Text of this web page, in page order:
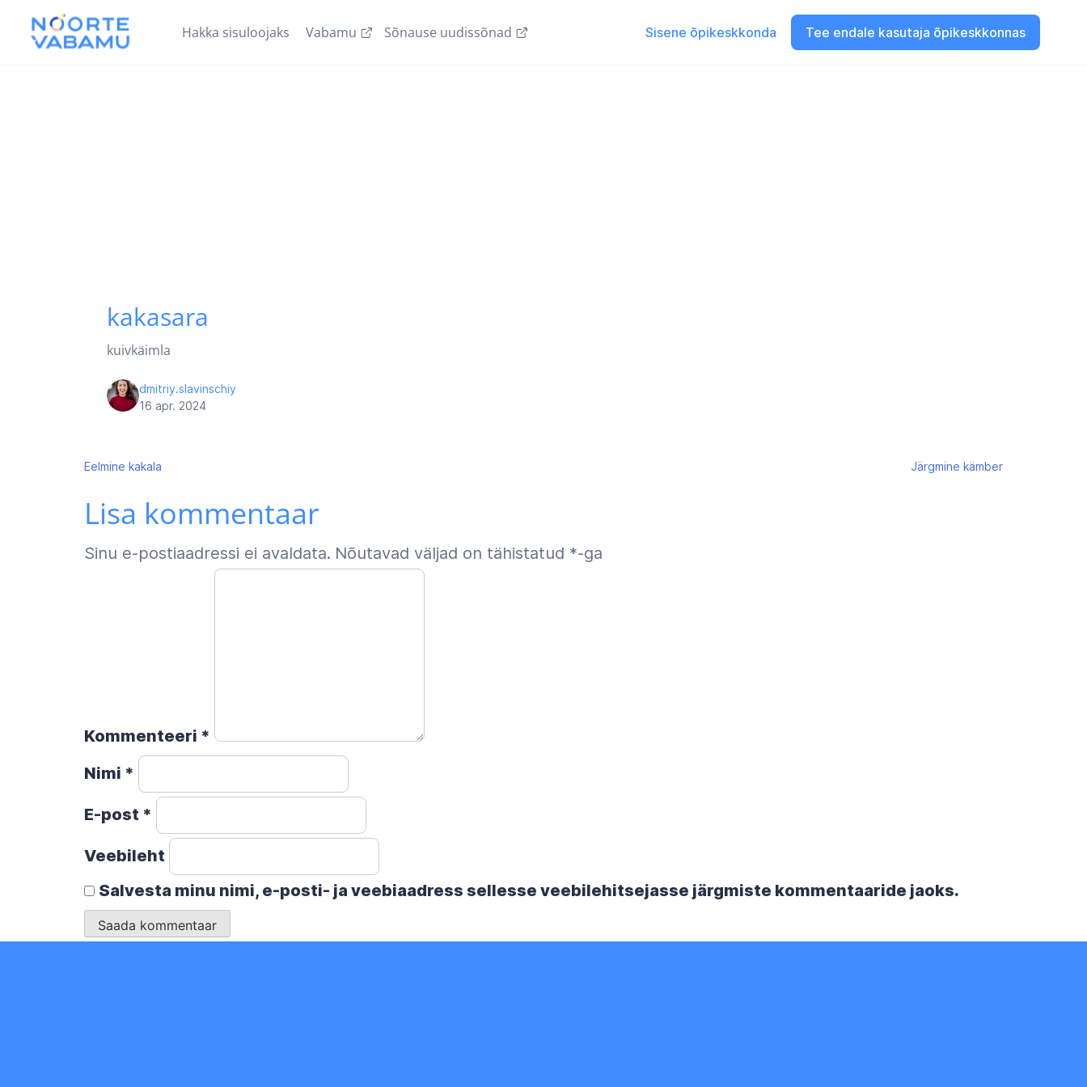
Hakka sisuloojaks Vabamu Sõnause uudissõnad Sisene õpikeskkonda Tee endale kasutaja õpikeskkonnas
kakasara
kuivkäimla
dmitriy.slavinschiy
16 apr. 2024
Navigeerimine
Eelmine kakala Järgmine kämber
Lisa kommentaar
Sinu e-postiaadressi ei avaldata. Nõutavad väljad on tähistatud *-ga
Kommenteeri *
Nimi *
E-post *
Veebileht
Salvesta minu nimi, e-posti- ja veebiaadress sellesse veebilehitsejasse järgmiste kommentaaride jaoks.